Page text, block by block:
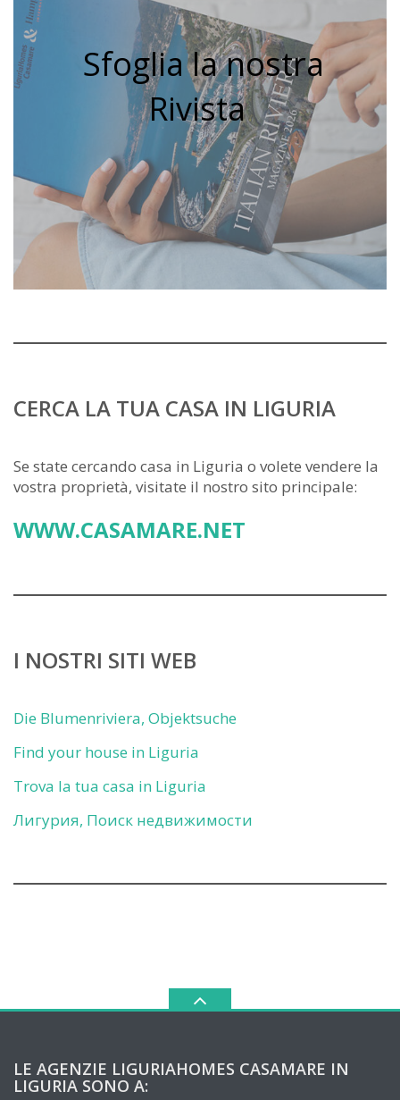
Sfoglia la nostra
Rivista
CERCA LA TUA CASA IN LIGURIA
Se state cercando casa in Liguria o volete vendere la
vostra proprietà, visitate il nostro sito principale:
WWW.CASAMARE.NET
I NOSTRI SITI WEB
Die Blumenriviera, Objektsuche
Find your house in Liguria
Trova la tua casa in Liguria
Лигурия, Поиск недвижимости
LE AGENZIE LIGURIAHOMES CASAMARE IN
LIGURIA SONO A: